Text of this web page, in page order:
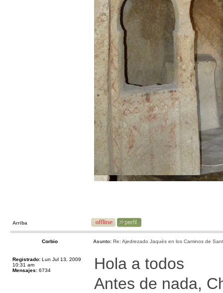
Arriba
Corbio Asunto: Re: Ajedrezado Jaqués en los Caminos de
Registrado: Lun Jul 13, 2009
10:31 am
Mensajes: 6734
Hola a todos
Antes de nada,